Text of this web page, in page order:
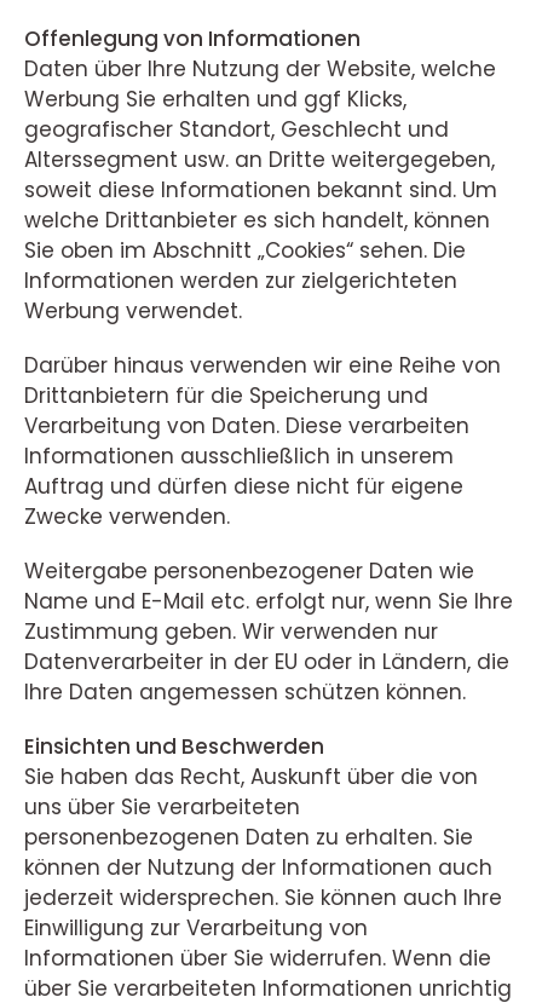
Offenlegung von Informationen
Daten über Ihre Nutzung der Website, welche
Werbung Sie erhalten und ggf Klicks,
geografischer Standort, Geschlecht und
Alterssegment usw. an Dritte weitergegeben,
soweit diese Informationen bekannt sind. Um
welche Drittanbieter es sich handelt, können
Sie oben im Abschnitt „Cookies“ sehen. Die
Informationen werden zur zielgerichteten
Werbung verwendet.
Darüber hinaus verwenden wir eine Reihe von
Drittanbietern für die Speicherung und
Verarbeitung von Daten. Diese verarbeiten
Informationen ausschließlich in unserem
Auftrag und dürfen diese nicht für eigene
Zwecke verwenden.
Weitergabe personenbezogener Daten wie
Name und E-Mail etc. erfolgt nur, wenn Sie Ihre
Zustimmung geben. Wir verwenden nur
Datenverarbeiter in der EU oder in Ländern, die
Ihre Daten angemessen schützen können.
Einsichten und Beschwerden
Sie haben das Recht, Auskunft über die von
uns über Sie verarbeiteten
personenbezogenen Daten zu erhalten. Sie
können der Nutzung der Informationen auch
jederzeit widersprechen. Sie können auch Ihre
Einwilligung zur Verarbeitung von
Informationen über Sie widerrufen. Wenn die
über Sie verarbeiteten Informationen unrichtig